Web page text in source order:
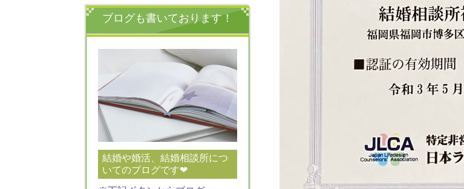
ブログも書いております！
結婚や婚活、結婚相談所につ
いてのブログです❤